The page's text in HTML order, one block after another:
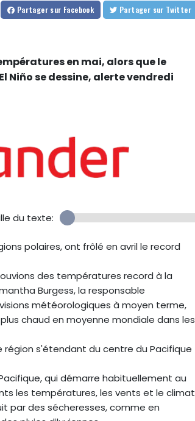
Partager sur Facebook Partager sur Twitter
en mai, alors que le
se dessine, alerte vendredi
du texte:
polaires, ont frôlé en avril le record
des températures record à la
Burgess, la responsable
météorologiques à moyen terme,
chaud en moyenne mondiale dans les
s'étendant du centre du Pacifique
qui démarre habituellement au
les températures, les vents et le climat
par des sécheresses, comme en